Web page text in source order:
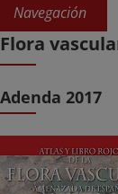
Navegación
Flora
Adenda 2017